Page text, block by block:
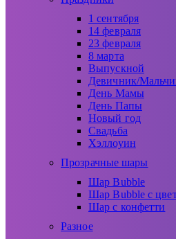
1 сентября
14 февраля
23 февраля
8 марта
Выпускной
Девичник/
День Мамы
День Папы
Новый год
Свадьба
Хэллоуин
Прозрачные шары
Шар Bubble
Шар Bubble с
Шар с конфетти
Разное